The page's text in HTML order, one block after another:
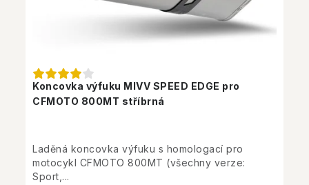
Koncovka výfuku MIVV SPEED EDGE pro
CFMOTO 800MT stříbrná
Laděná koncovka výfuku s homologací pro
motocykl CFMOTO 800MT (všechny verze:
Sport,...